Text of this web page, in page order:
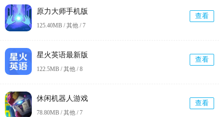
原力大师手机版
125.40MB / 其他 /7
查看
星火英语最新版
122.5MB / 其他 /8
查看
休闲机器人游戏
78.80MB / 其他 /7
查看